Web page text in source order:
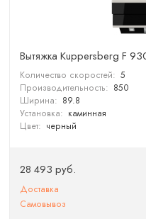
Вытяжка Kuppersberg F
Количество скоростей: 5
Производительность: 850
Ширина: 89.8
Установка: каминная
Цвет: черный
28 493 руб.
Доставка
Самовывоз